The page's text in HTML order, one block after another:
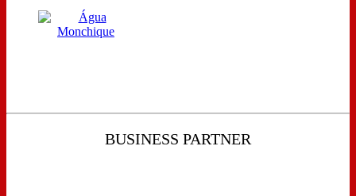
BUSINESS PARTNER